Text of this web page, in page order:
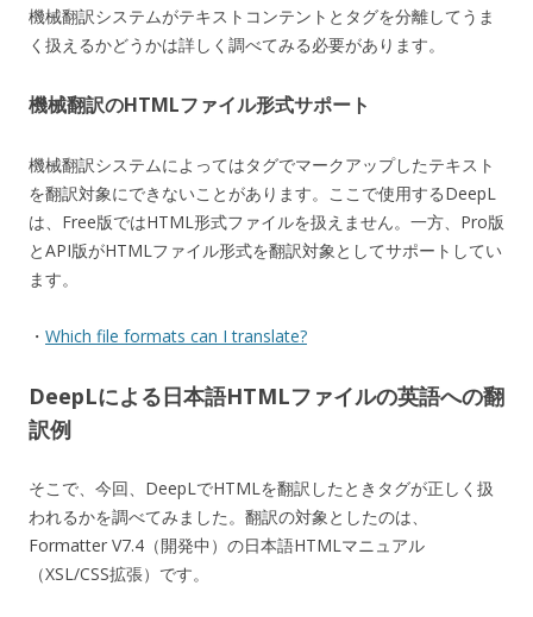
機械翻訳システムがテキストコンテントとタグを分離してうま
く扱えるかどうかは詳しく調べてみる必要があります。
機械翻訳のHTMLファイル形式サポート
機械翻訳システムによってはタグでマークアップしたテキスト
を翻訳対象にできないことがあります。ここで使用するDeepL
は、Free版ではHTML形式ファイルを扱えません。一方、Pro版
とAPI版がHTMLファイル形式を翻訳対象としてサポートしてい
ます。
・ Which file formats can I translate?
DeepLによる日本語HTMLファイルの英語への翻
訳例
そこで、今回、DeepLでHTMLを翻訳したときタグが正しく扱
われるかを調べてみました。翻訳の対象としたのは、
Formatter V7.4（開発中）の日本語HTMLマニュアル
（XSL/CSS拡張）です。